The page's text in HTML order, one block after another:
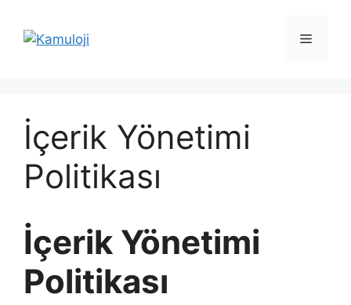
Menü
İçerik Yönetimi
Politikası
İçerik Yönetimi
Politikası